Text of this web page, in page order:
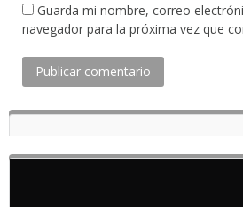
Guarda mi nombre, correo
navegador para la próxima vez que